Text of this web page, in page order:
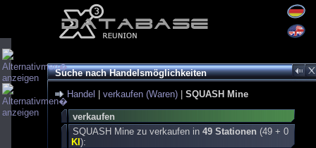
Suche nach Handelsmöglichkeiten
Handel
verkaufen (Waren) SQUASH Mine
verkaufen
SQUASH Mine zu verkaufen in 49 Stationen (49 + 0
KI ):